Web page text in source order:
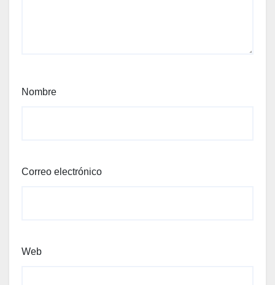
Nombre
Correo electrónico
Web